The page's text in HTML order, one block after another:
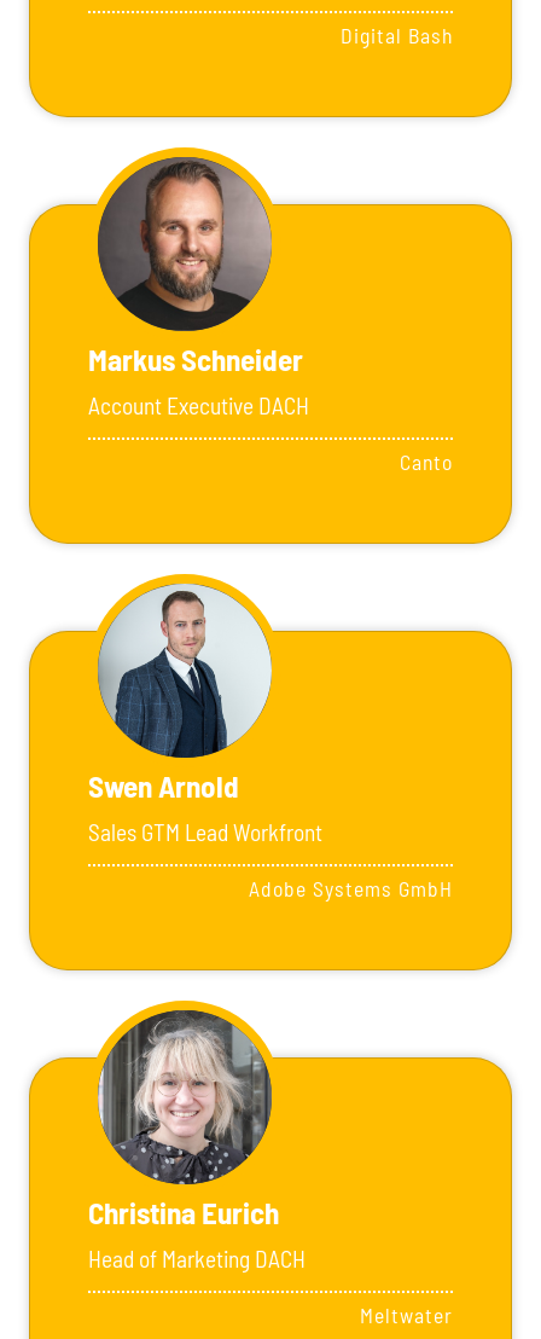
Digital Bash
Markus Schneider
Account Executive DACH
Canto
Swen Arnold
Sales GTM Lead Workfront
Adobe Systems GmbH
Christina Eurich
Head of Marketing DACH
Meltwater